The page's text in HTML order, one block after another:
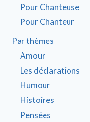
Pour Chanteuse
Pour Chanteur
Par thèmes
Amour
Les déclarations
Humour
Histoires
Pensées